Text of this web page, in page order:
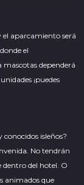
aparcamiento será
el
mascotas dependerá
¡puedes
isleños?
No tendrán
del hotel. O
animados que